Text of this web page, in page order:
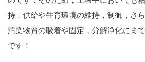
持，供給や生育環境の維持，制御，さ
汚染物質の吸着や固定，分解浄化にま
です！